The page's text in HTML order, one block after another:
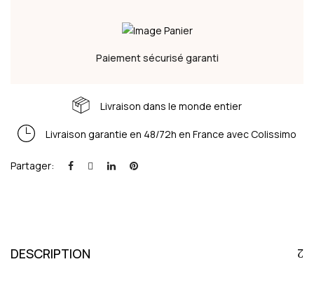
Paiement sécurisé garanti
Livraison dans le monde entier
Livraison garantie en 48/72h en France avec Colissimo
Partager:
DESCRIPTION